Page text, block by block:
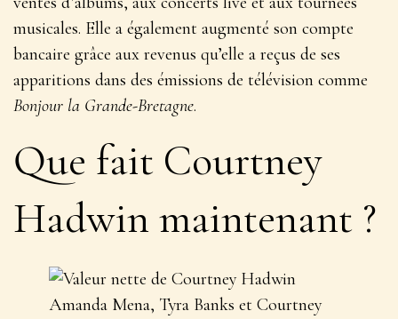
musicales. Elle a également augmenté son compte
bancaire grâce aux revenus qu’elle a reçus de ses
apparitions dans des émissions de télévision comme
Bonjour la Grande-Bretagne.
Que fait Courtney
Hadwin maintenant ?
Amanda Mena, Tyra Banks et Courtney